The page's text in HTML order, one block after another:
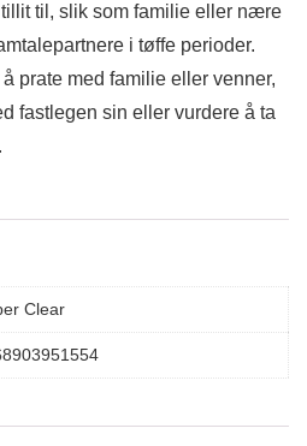
til, slik som familie eller nære
i tøffe perioder.
prate med familie eller venner,
fastlegen sin eller vurdere å ta
Clear